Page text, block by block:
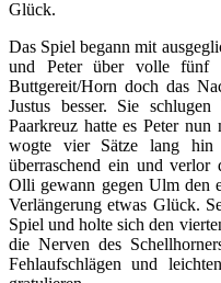
Glück.
Das Spiel begann mit
und Peter über volle fünf
Buttgereit/Horn doch das
Justus besser. Sie
Paarkreuz hatte es Peter
wogte vier Sätze lang
überraschend ein und verlor
Olli gewann gegen Ulm den
Verlängerung etwas Glück.
Spiel und holte sich den
die Nerven des
Fehlaufschlägen und